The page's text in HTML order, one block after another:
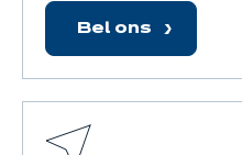
Bel ons